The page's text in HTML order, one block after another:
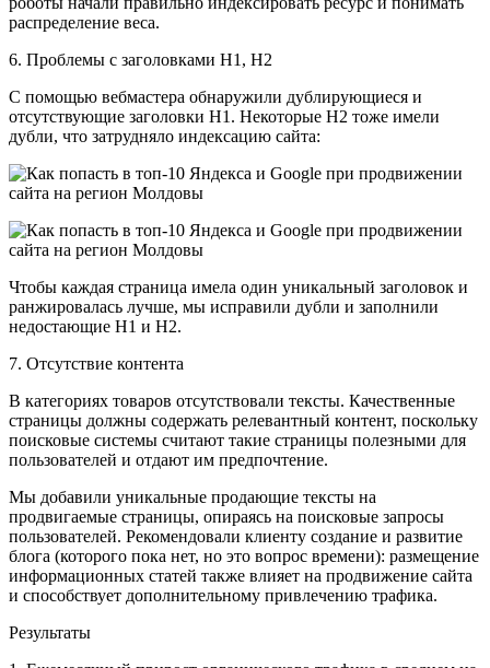
распределение веса.
6. Проблемы с заголовками H1, H2
С помощью вебмастера обнаружили дублирующиеся и
отсутствующие заголовки H1. Некоторые H2 тоже имели
дубли, что затрудняло индексацию сайта:
Чтобы каждая страница имела один уникальный заголовок и
ранжировалась лучше, мы исправили дубли и заполнили
недостающие H1 и H2.
7. Отсутствие контента
В категориях товаров отсутствовали тексты. Качественные
страницы должны содержать релевантный контент, поскольку
поисковые системы считают такие страницы полезными для
пользователей и отдают им предпочтение.
Мы добавили уникальные продающие тексты на
продвигаемые страницы, опираясь на поисковые запросы
пользователей. Рекомендовали клиенту создание и развитие
блога (которого пока нет, но это вопрос времени): размещение
информационных статей также влияет на продвижение сайта
и способствует дополнительному привлечению трафика.
Результаты